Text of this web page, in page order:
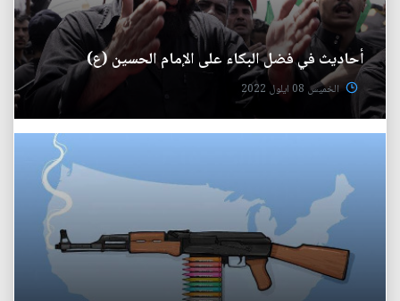
أحاديث في فضل البكاء على الإمام الحسين (ع)
الخميس 08 ايلول 2022